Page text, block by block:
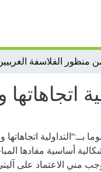
أساسية مفادها
مني الاعتماد على